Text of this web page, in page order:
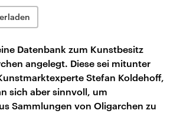
Datenbank zum Kunstbesitz
angelegt. Diese sei mitunter
Stefan Koldehoff,
sich aber sinnvoll, um
Sammlungen von Oligarchen zu